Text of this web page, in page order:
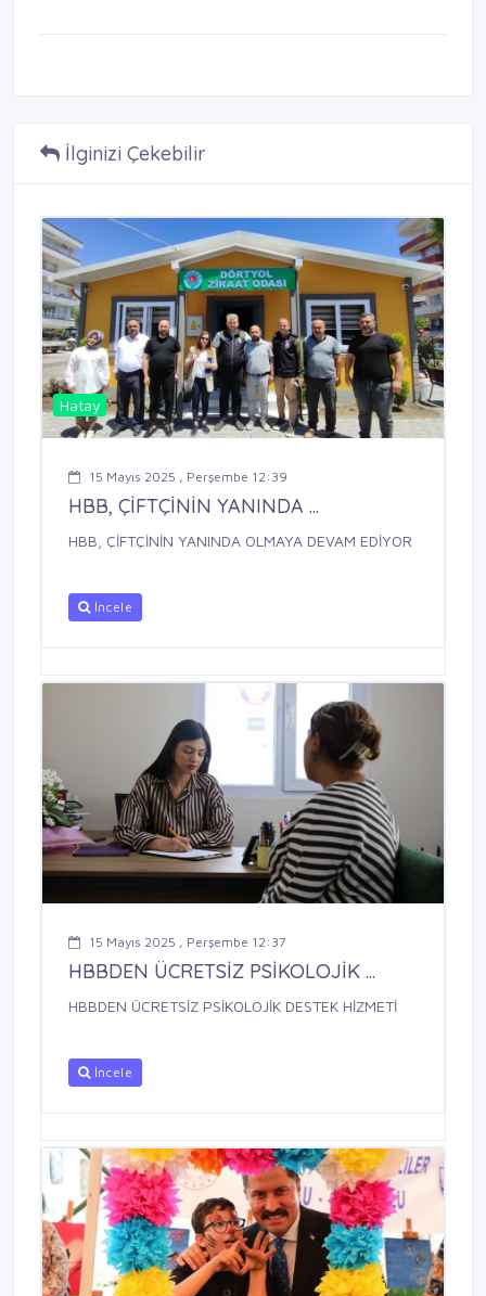
İlginizi Çekebilir
Hatay
15 Mayıs 2025 , Perşembe 12:39
HBB, ÇİFTÇİNİN YANINDA ...
HBB, ÇİFTÇİNİN YANINDA OLMAYA DEVAM EDİYOR
İncele
15 Mayıs 2025 , Perşembe 12:37
HBBDEN ÜCRETSİZ PSİKOLOJİK ...
HBBDEN ÜCRETSİZ PSİKOLOJİK DESTEK HİZMETİ
İncele